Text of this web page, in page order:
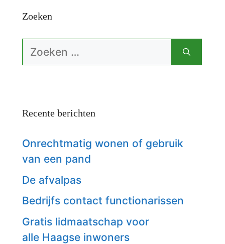
Zoeken
Zoek
naar:
Recente berichten
Onrechtmatig wonen of gebruik
van een pand
De afvalpas
Bedrijfs contact functionarissen
Gratis lidmaatschap voor
alle Haagse inwoners